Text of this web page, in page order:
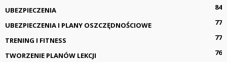
UBEZPIECZENIA
84
UBEZPIECZENIA I PLANY OSZCZĘDNOŚCIOWE
77
TRENING I FITNESS
77
TWORZENIE PLANÓW LEKCJI
76